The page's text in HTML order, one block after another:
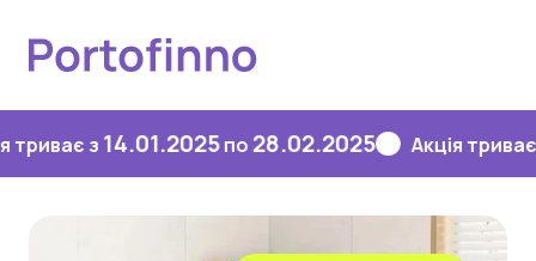
з14.01.2025по28.02.2025 Акція триває з